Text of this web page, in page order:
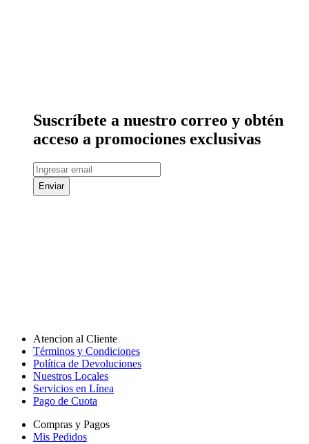
Suscríbete a nuestro correo y obtén
acceso a promociones exclusivas
Enviar
Atencion al Cliente
Términos y Condiciones
Política de Devoluciones
Nuestros Locales
Servicios en Línea
Pago de Cuota
Compras y Pagos
Mis Pedidos